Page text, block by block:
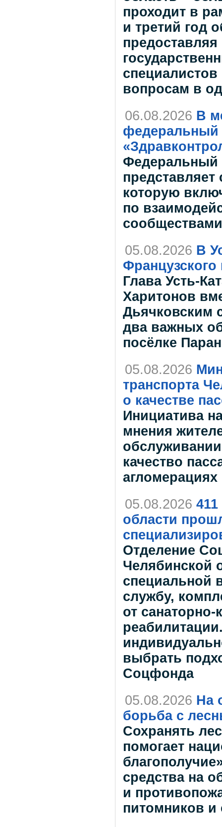
проходит в
и третий год
вопросам в
06.08.2026 В
федеральный
Федеральный
которую
по
сообществами
05.08.2026 В
Глава Усть-
Харитонов
Дьячковским
два важных
посёлке
05.08.2026
транспорта
о качестве
Инициатива
мнения
качество
агломерациях
05.08.2026
области
Отделение
Челябинской
специальной
службу,
от
выбрать
Соцфонда
05.08.2026 На
борьба с
Сохранять
помогает
средства на
и
питомников и